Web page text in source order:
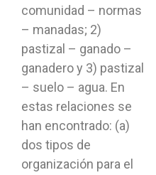
comunidad – normas
– manadas; 2)
pastizal – ganado –
ganadero y 3) pastizal
– suelo – agua. En
estas relaciones se
han encontrado: (a)
dos tipos de
organización para el